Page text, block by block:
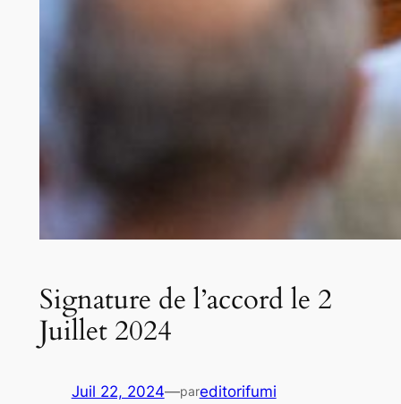
Signature de l’accord le 2
Juillet 2024
Juil 22, 2024—pareditorifumi